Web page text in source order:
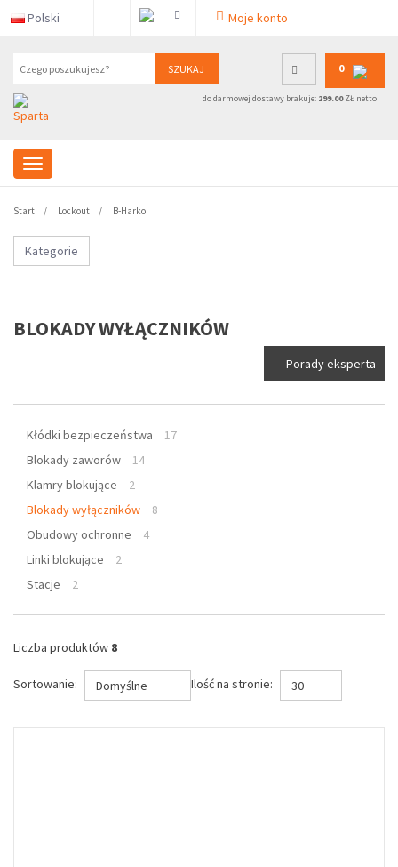
Polski Moje konto
SZUKAJ 0
do darmowej dostawy brakuje: 299.00ZŁ netto
Start Lockout B-Harko
Kategorie
BLOKADY WYŁĄCZNIKÓW
Porady eksperta
Kłódki bezpieczeństwa
17
Blokady zaworów
14
Klamry blokujące
2
Blokady wyłączników
8
Obudowy ochronne
4
Linki blokujące
2
Stacje
2
Liczba produktów 8
Sortowanie: Domyślne Ilość na stronie: 30